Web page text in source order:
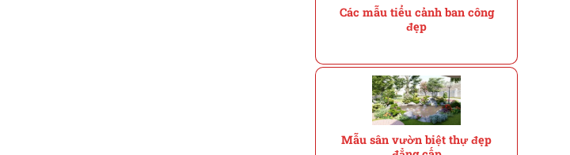
Các mẫu tiểu cảnh ban công
đẹp
Mẫu sân vườn biệt thự đẹp